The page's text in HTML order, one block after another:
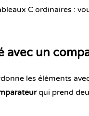
C ordinaires :
avec un
les éléments
qui prend